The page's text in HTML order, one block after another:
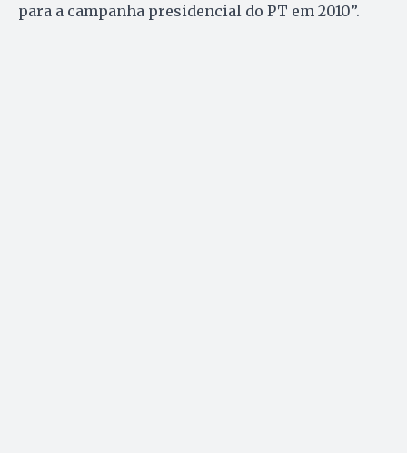
para a campanha presidencial do PT em 2010”.